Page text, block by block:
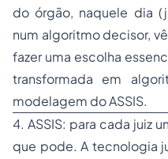
do órgão, naquele dia
num algoritmo decisor,
fazer uma escolha
transformada em
modelagem do ASSIS.
4. ASSIS: para cada juiz
que pode. A tecnologia